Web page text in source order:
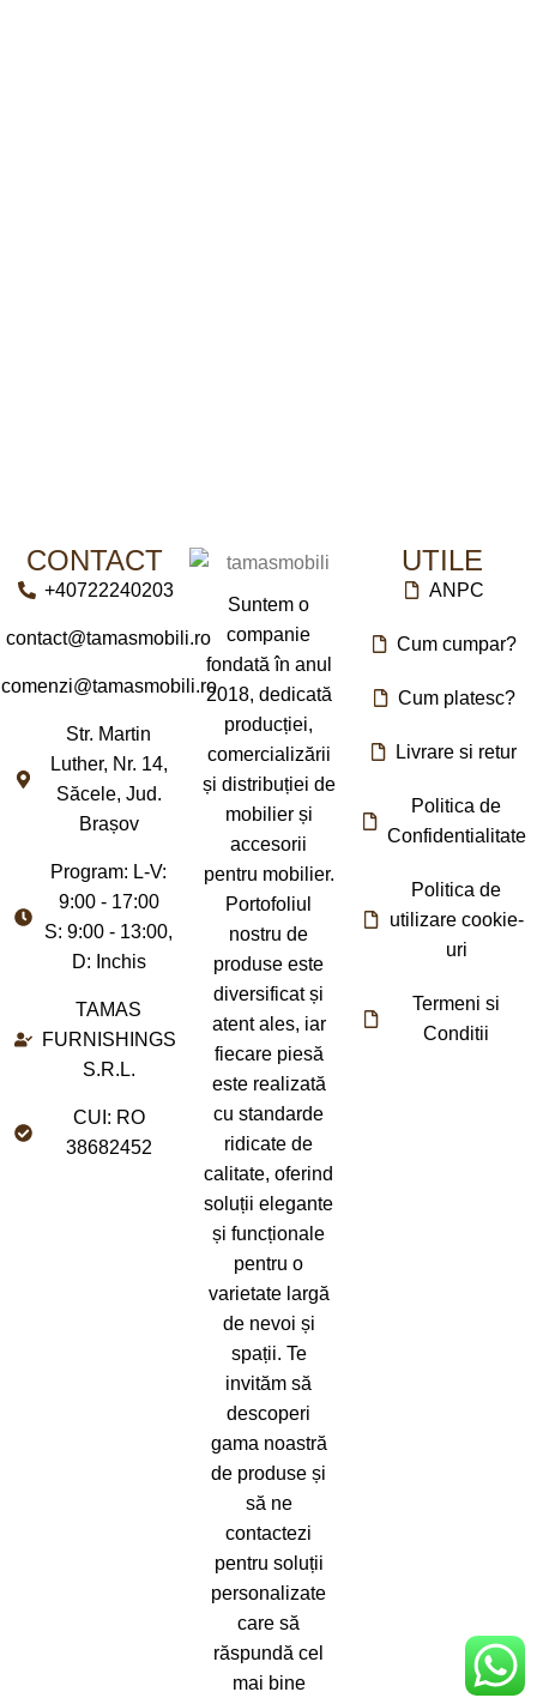
CONTACT
+40722240203
contact@tamasmobili.ro
comenzi@tamasmobili.ro
Str. Martin
Luther, Nr. 14,
Săcele, Jud.
Brașov
Program: L-V:
9:00 - 17:00
S: 9:00 - 13:00,
D: Inchis
TAMAS
FURNISHINGS
S.R.L.
CUI: RO
38682452
Suntem o
companie
fondată în anul
2018, dedicată
producției,
comercializării
și distribuției de
mobilier și
accesorii
pentru mobilier.
Portofoliul
nostru de
produse este
diversificat și
atent ales, iar
fiecare piesă
este realizată
cu standarde
ridicate de
calitate, oferind
soluții elegante
și funcționale
pentru o
varietate largă
de nevoi și
spații. Te
invităm să
descoperi
gama noastră
de produse și
să ne
contactezi
pentru soluții
personalizate
care să
răspundă cel
mai bine
UTILE
ANPC
Cum cumpar?
Cum platesc?
Livrare si retur
Politica de
Confidentialitate
Politica de
utilizare cookie-
uri
Termeni si
Conditii